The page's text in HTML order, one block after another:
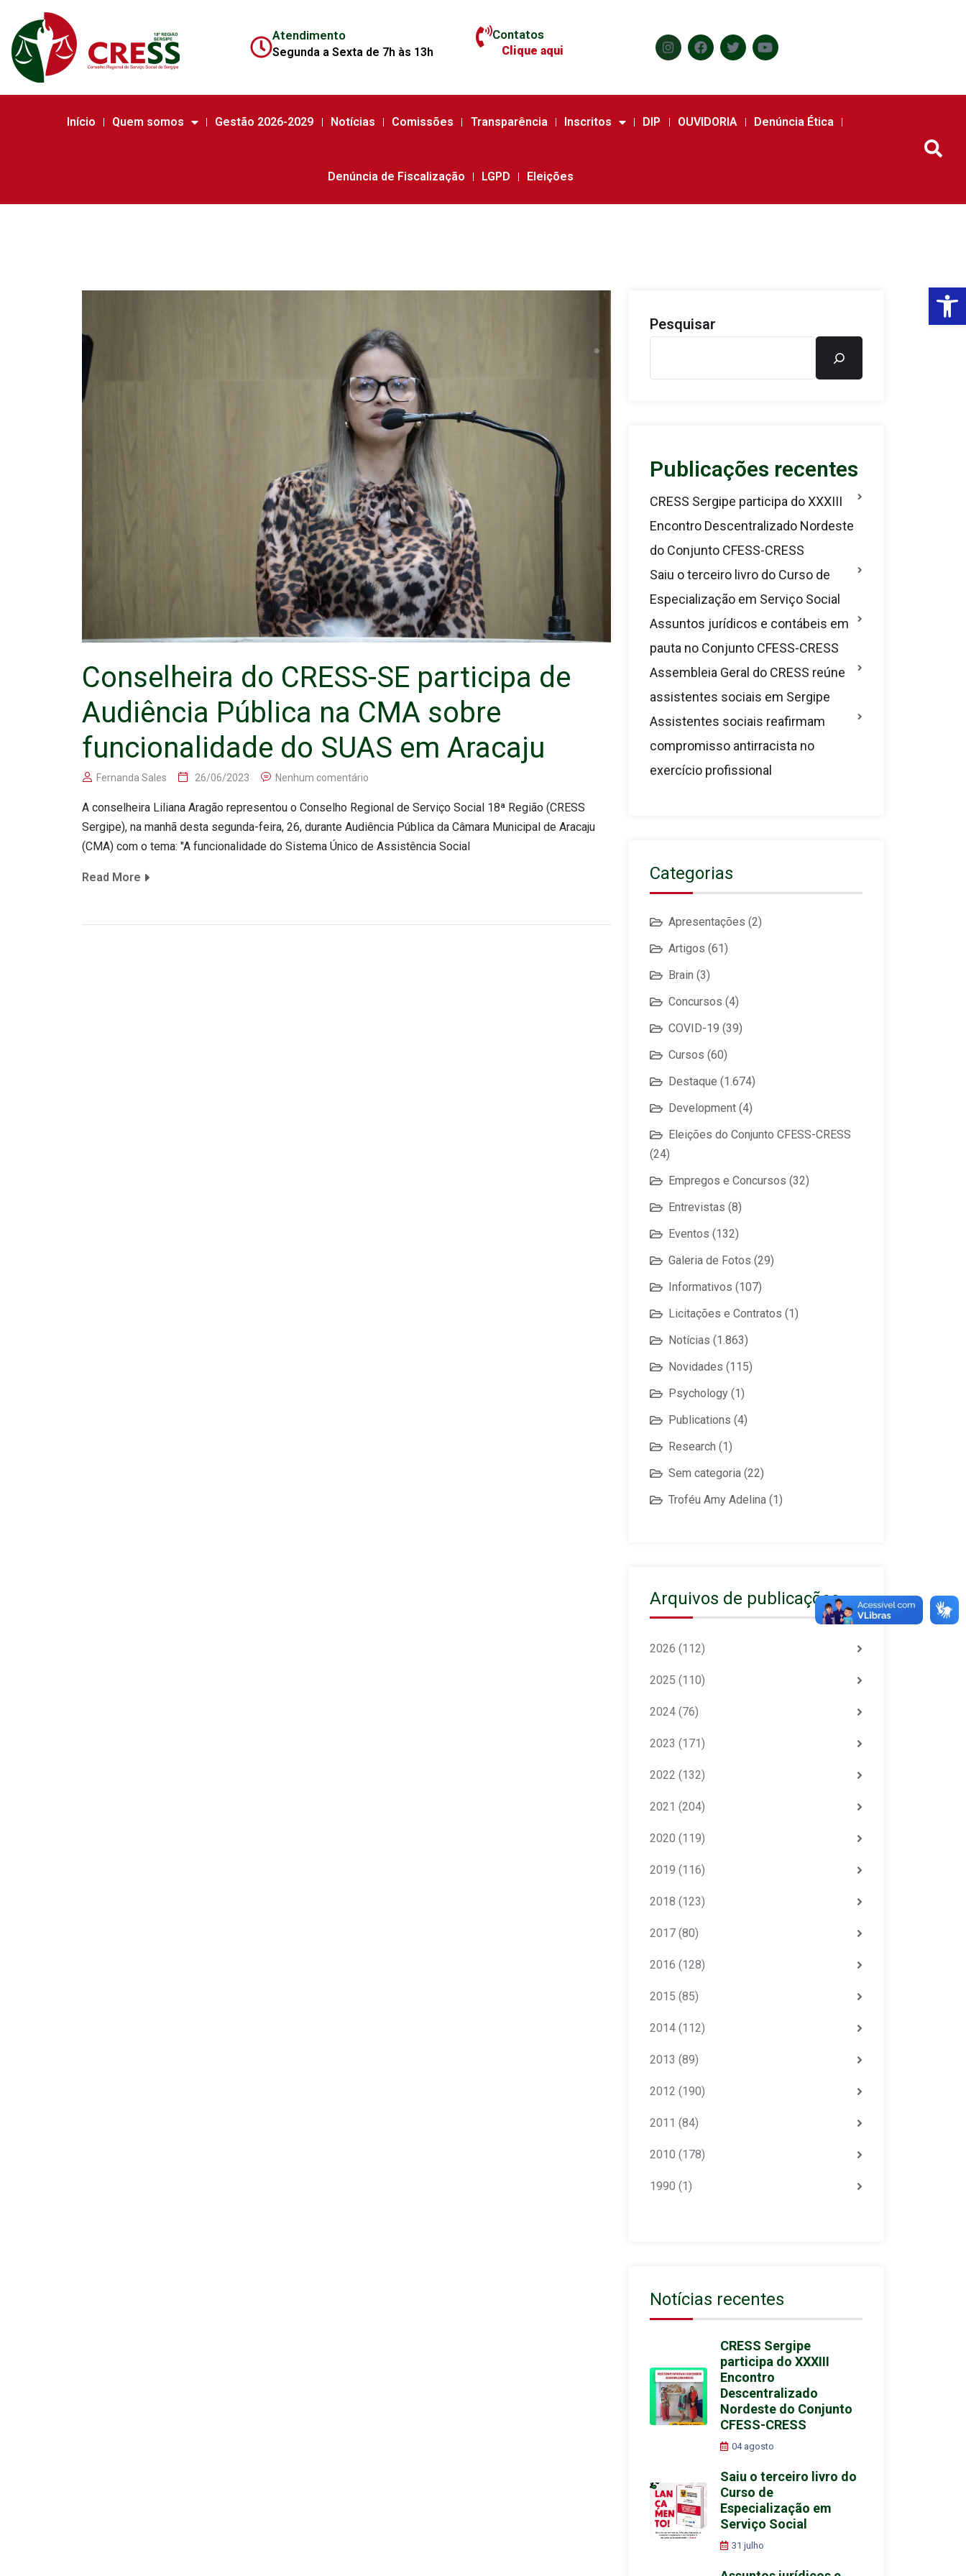
Atendimento
Segunda a Sexta de 7h às 13h
Contatos
Clique aqui
Início Quem somos Gestão 2026-2029 Notícias Comissões Transparência Inscritos DIP OUVIDORIA Denúncia Ética
Denúncia de Fiscalização LGPD Eleições
Conselheira do CRESS-SE participa de
Audiência Pública na CMA sobre
funcionalidade do SUAS em Aracaju
Fernanda Sales 26/06/2023 Nenhum comentário
A conselheira Liliana Aragão representou o Conselho Regional de Serviço Social 18ª Região (CRESS
Sergipe), na manhã desta segunda-feira, 26, durante Audiência Pública da Câmara Municipal de Aracaju
(CMA) com o tema: "A funcionalidade do Sistema Único de Assistência Social
Read More
Pesquisar
Publicações recentes
CRESS Sergipe participa do XXXIII
Encontro Descentralizado Nordeste
do Conjunto CFESS-CRESS
Saiu o terceiro livro do Curso de
Especialização em Serviço Social
Assuntos jurídicos e contábeis em
pauta no Conjunto CFESS-CRESS
Assembleia Geral do CRESS reúne
assistentes sociais em Sergipe
Assistentes sociais reafirmam
compromisso antirracista no
exercício profissional
Categorias
Apresentações (2)
Artigos (61)
Brain (3)
Concursos (4)
COVID-19 (39)
Cursos (60)
Destaque (1.674)
Development (4)
Eleições do Conjunto CFESS-CRESS
(24)
Empregos e Concursos (32)
Entrevistas (8)
Eventos (132)
Galeria de Fotos (29)
Informativos (107)
Licitações e Contratos (1)
Notícias (1.863)
Novidades (115)
Psychology (1)
Publications (4)
Research (1)
Sem categoria (22)
Troféu Amy Adelina (1)
Arquivos de publicações
2026 (112)
2025 (110)
2024 (76)
2023 (171)
2022 (132)
2021 (204)
2020 (119)
2019 (116)
2018 (123)
2017 (80)
2016 (128)
2015 (85)
2014 (112)
2013 (89)
2012 (190)
2011 (84)
2010 (178)
1990 (1)
Notícias recentes
CRESS Sergipe
participa do XXXIII
Encontro
Descentralizado
Nordeste do Conjunto
CFESS-CRESS
04 agosto
Saiu o terceiro livro do
Curso de
Especialização em
Serviço Social
31 julho